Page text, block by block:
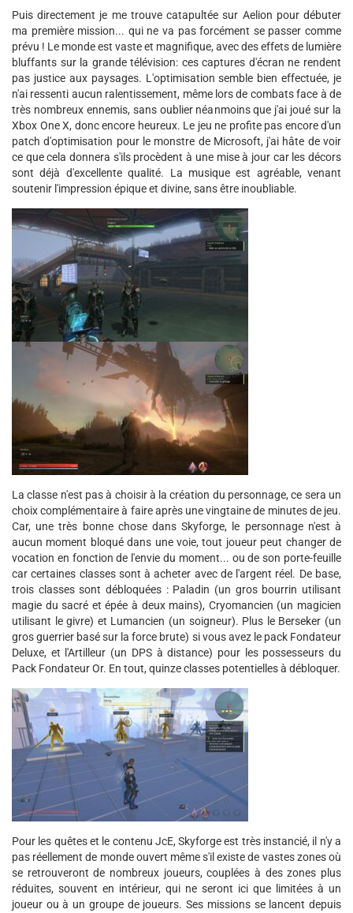
Puis directement je me trouve catapultée sur Aelion pour débuter
ma première mission... qui ne va pas forcément se passer comme
prévu ! Le monde est vaste et magnifique, avec des effets de lumière
bluffants sur la grande télévision: ces captures d'écran ne rendent
pas justice aux paysages. L'optimisation semble bien effectuée, je
n'ai ressenti aucun ralentissement, même lors de combats face à de
très nombreux ennemis, sans oublier néanmoins que j'ai joué sur la
Xbox One X, donc encore heureux. Le jeu ne profite pas encore d'un
patch d'optimisation pour le monstre de Microsoft, j'ai hâte de voir
ce que cela donnera s'ils procèdent à une mise à jour car les décors
sont déjà d'excellente qualité. La musique est agréable, venant
soutenir l'impression épique et divine, sans être inoubliable.
La classe n'est pas à choisir à la création du personnage, ce sera un
choix complémentaire à faire après une vingtaine de minutes de jeu.
Car, une très bonne chose dans Skyforge, le personnage n'est à
aucun moment bloqué dans une voie, tout joueur peut changer de
vocation en fonction de l'envie du moment... ou de son porte-feuille
car certaines classes sont à acheter avec de l'argent réel. De base,
trois classes sont débloquées : Paladin (un gros bourrin utilisant
magie du sacré et épée à deux mains), Cryomancien (un magicien
utilisant le givre) et Lumancien (un soigneur). Plus le Berseker (un
gros guerrier basé sur la force brute) si vous avez le pack Fondateur
Deluxe, et l'Artilleur (un DPS à distance) pour les possesseurs du
Pack Fondateur Or. En tout, quinze classes potentielles à débloquer.
Pour les quêtes et le contenu JcE, Skyforge est très instancié, il n'y a
pas réellement de monde ouvert même s'il existe de vastes zones où
se retrouveront de nombreux joueurs, couplées à des zones plus
réduites, souvent en intérieur, qui ne seront ici que limitées à un
joueur ou à un groupe de joueurs. Ses missions se lancent depuis